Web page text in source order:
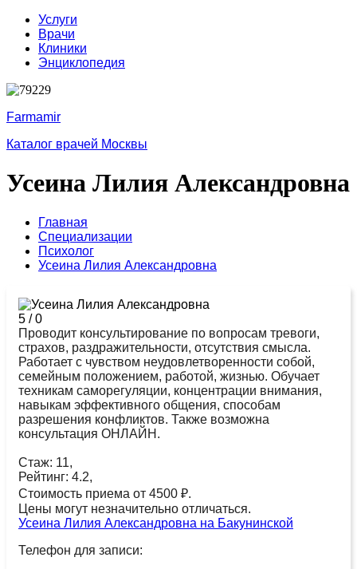
Услуги
Врачи
Клиники
Энциклопедия
Farmamir
Каталог врачей Москвы
Усеина Лилия Александровна
Главная
Специализации
Психолог
Усеина Лилия Александровна
5 /0
Проводит консультирование по вопросам тревоги,
страхов, раздражительности, отсутствия смысла.
Работает с чувством неудовлетворенности собой,
семейным положением, работой, жизнью. Обучает
техникам саморегуляции, концентрации внимания,
навыкам эффективного общения, способам
разрешения конфликтов. Также возможна
консультация ОНЛАЙН.
Стаж: 11,
Рейтинг: 4.2,
Стоимость приема от 4500 ₽.
Цены могут незначительно отличаться.
Усеина Лилия Александровна на Бакунинской
Телефон для записи: